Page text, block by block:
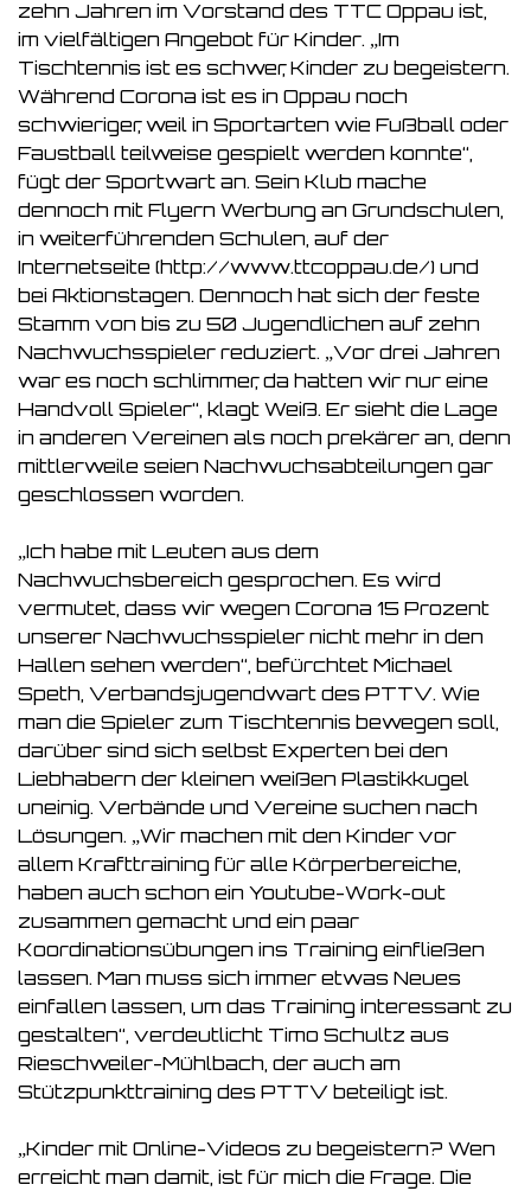
zehn Jahren im Vorstand des TTC Oppau ist,
im vielfältigen Angebot für Kinder. „Im
Tischtennis ist es schwer, Kinder zu begeistern.
Während Corona ist es in Oppau noch
schwieriger, weil in Sportarten wie Fußball oder
Faustball teilweise gespielt werden konnte“,
fügt der Sportwart an. Sein Klub mache
dennoch mit Flyern Werbung an Grundschulen,
in weiterführenden Schulen, auf der
Internetseite (http://www.ttcoppau.de/) und
bei Aktionstagen. Dennoch hat sich der feste
Stamm von bis zu 50 Jugendlichen auf zehn
Nachwuchsspieler reduziert. „Vor drei Jahren
war es noch schlimmer, da hatten wir nur eine
Handvoll Spieler“, klagt Weiß. Er sieht die Lage
in anderen Vereinen als noch prekärer an, denn
mittlerweile seien Nachwuchsabteilungen gar
geschlossen worden.
„Ich habe mit Leuten aus dem
Nachwuchsbereich gesprochen. Es wird
vermutet, dass wir wegen Corona 15 Prozent
unserer Nachwuchsspieler nicht mehr in den
Hallen sehen werden“, befürchtet Michael
Speth, Verbandsjugendwart des PTTV. Wie
man die Spieler zum Tischtennis bewegen soll,
darüber sind sich selbst Experten bei den
Liebhabern der kleinen weißen Plastikkugel
uneinig. Verbände und Vereine suchen nach
Lösungen. „Wir machen mit den Kinder vor
allem Krafttraining für alle Körperbereiche,
haben auch schon ein Youtube-Work-out
zusammen gemacht und ein paar
Koordinationsübungen ins Training einfließen
lassen. Man muss sich immer etwas Neues
einfallen lassen, um das Training interessant zu
gestalten“, verdeutlicht Timo Schultz aus
Rieschweiler-Mühlbach, der auch am
Stützpunkttraining des PTTV beteiligt ist.
„Kinder mit Online-Videos zu begeistern? Wen
erreicht man damit, ist für mich die Frage. Die